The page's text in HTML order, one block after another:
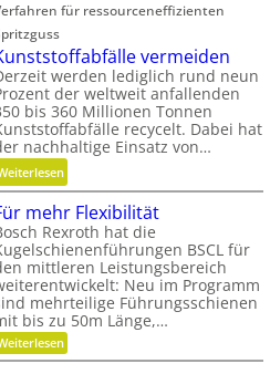
D
n
a
m
i
k
u
n
d
P
l
a
t
z
e
i
n
d
e
t
r
i
b
u
n
d
H
y
d
o
u
l
a
r
e
A
r
a
t
u
r
e
n
t
e
für ressourceneffizienten
vermeiden
werden lediglich rund neun
der weltweit anfallenden
bis 360 Millionen Tonnen
recycelt. Dabei hat
nachhaltige Einsatz von…
:
K
u
n
s
t
s
t
o
f
mehr Flexibilität
Rexroth hat die
BSCL für
mittleren Leistungsbereich
Neu im Programm
mehrteilige Führungsschienen
bis zu 50m Länge,…
:
F